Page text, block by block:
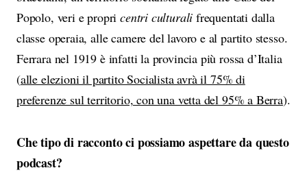
Popolo, veri e propricentri culturali frequentati dalla
classe operaia, alle camere del lavoro e al partito stesso.
Ferrara nel 1919 è infatti la provincia più rossa d’Italia
(alle elezioni il partito Socialista avrà il 75% di
preferenze sul territorio, con una vetta del 95% a Berra).
Che tipo di racconto ci possiamo aspettare da questo
podcast?